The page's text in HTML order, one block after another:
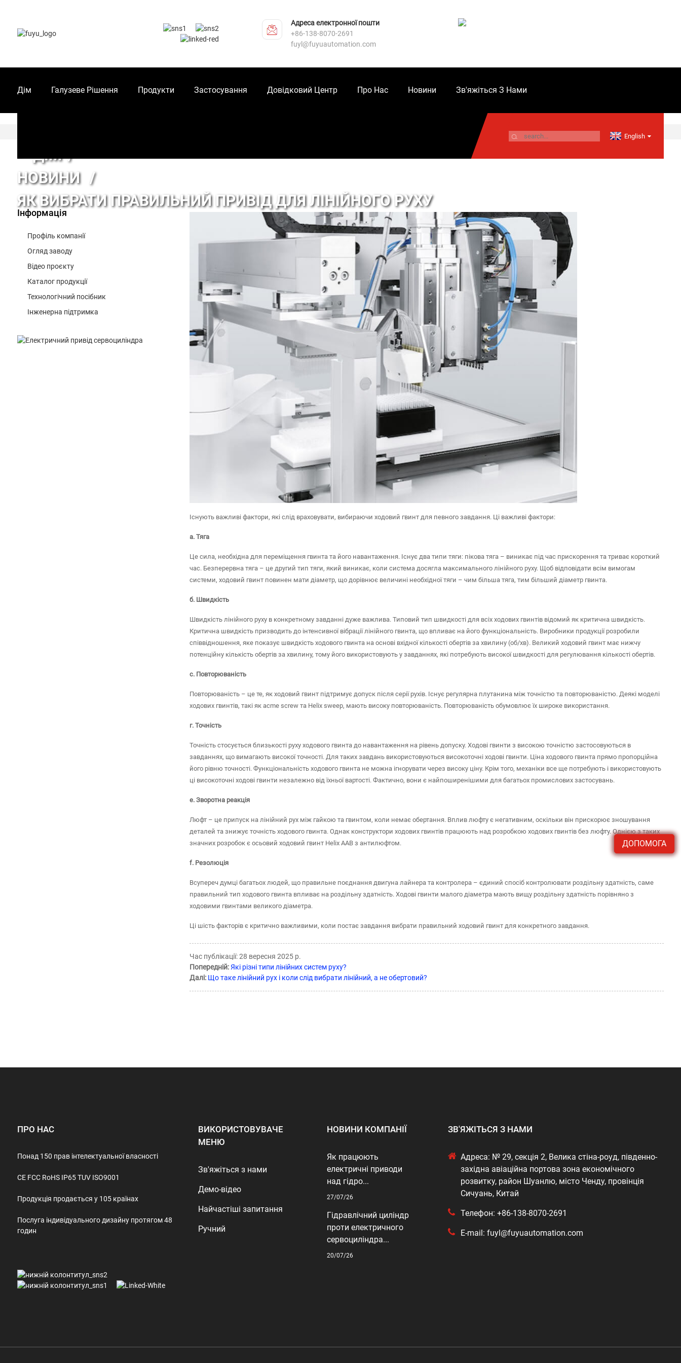
ДОПОМОГА
Адреса електронної пошти
+86-138-8070-2691
fuyl@fuyuautomation.com
Дім Галузеве Рішення Продукти Застосування Довідковий Центр Про Нас Новини Зв'яжіться З Нами
English
ДІМ
НОВИНИ
ЯК ВИБРАТИ ПРАВИЛЬНИЙ ПРИВІД ДЛЯ ЛІНІЙНОГО РУХУ
Інформація
Профіль компанії
Огляд заводу
Відео проєкту
Каталог продукції
Технологічний посібник
Інженерна підтримка
Існують важливі фактори, які слід враховувати, вибираючи ходовий гвинт для певного завдання. Ці важливі фактори:
а. Тяга
Це сила, необхідна для переміщення гвинта та його навантаження. Існує два типи тяги: пікова тяга – виникає під час прискорення та триває короткий
час. Безперервна тяга – це другий тип тяги, який виникає, коли система досягла максимального лінійного руху. Щоб відповідати всім вимогам
системи, ходовий гвинт повинен мати діаметр, що дорівнює величині необхідної тяги – чим більша тяга, тим більший діаметр гвинта.
б. Швидкість
Швидкість лінійного руху в конкретному завданні дуже важлива. Типовий тип швидкості для всіх ходових гвинтів відомий як критична швидкість.
Критична швидкість призводить до інтенсивної вібрації лінійного гвинта, що впливає на його функціональність. Виробники продукції розробили
співвідношення, яке показує швидкість ходового гвинта на основі вхідної кількості обертів за хвилину (об/хв). Великий ходовий гвинт має нижчу
потенційну кількість обертів за хвилину, тому його використовують у завданнях, які потребують високої швидкості для регулювання кількості обертів.
c. Повторюваність
Повторюваність – це те, як ходовий гвинт підтримує допуск після серії рухів. Існує регулярна плутанина між точністю та повторюваністю. Деякі моделі
ходових гвинтів, такі як acme screw та Helix sweep, мають високу повторюваність. Повторюваність обумовлює їх широке використання.
г. Точність
Точність стосується близькості руху ходового гвинта до навантаження на рівень допуску. Ходові гвинти з високою точністю застосовуються в
завданнях, що вимагають високої точності. Для таких завдань використовуються високоточні ходові гвинти. Ціна ходового гвинта прямо пропорційна
його рівню точності. Функціональність ходового гвинта не можна ігнорувати через високу ціну. Крім того, механіки все ще потребують і використовують
ці високоточні ходові гвинти незалежно від їхньої вартості. Фактично, вони є найпоширенішими для багатьох промислових застосувань.
e. Зворотна реакція
Люфт – це припуск на лінійний рух між гайкою та гвинтом, коли немає обертання. Вплив люфту є негативним, оскільки він прискорює зношування
деталей та знижує точність ходового гвинта. Однак конструктори ходових гвинтів працюють над розробкою ходових гвинтів без люфту. Однією з таких
значних розробок є осьовий ходовий гвинт Helix AAB з антилюфтом.
f. Резолюція
Всупереч думці багатьох людей, що правильне поєднання двигуна лайнера та контролера – єдиний спосіб контролювати роздільну здатність, саме
правильний тип ходового гвинта впливає на роздільну здатність. Ходові гвинти малого діаметра мають вищу роздільну здатність порівняно з
ходовими гвинтами великого діаметра.
Ці шість факторів є критично важливими, коли постає завдання вибрати правильний ходовий гвинт для конкретного завдання.
Час публікації: 28 вересня 2025 р.
Попередній: Які різні типи лінійних систем руху?
Далі: Що таке лінійний рух і коли слід вибрати лінійний, а не обертовий?
ПРО НАС
Понад 150 прав інтелектуальної власності
CE FCC RoHS IP65 TUV ISO9001
Продукція продається у 105 країнах
Послуга індивідуального дизайну протягом 48
годин
ВИКОРИСТОВУВАЧЕ
МЕНЮ
Зв'яжіться з нами
Демо-відео
Найчастіші запитання
Ручний
НОВИНИ КОМПАНІЇ
Як працюють
електричні приводи
над гідро...
27/07/26
Гідравлічний циліндр
проти електричного
сервоциліндра...
20/07/26
ЗВ'ЯЖІТЬСЯ З НАМИ
Адреса: № 29, секція 2, Велика стіна-роуд, південно-
західна авіаційна портова зона економічного
розвитку, район Шуанлю, місто Ченду, провінція
Сичуань, Китай
Телефон: +86-138-8070-2691
E-mail: fuyl@fuyuautomation.com